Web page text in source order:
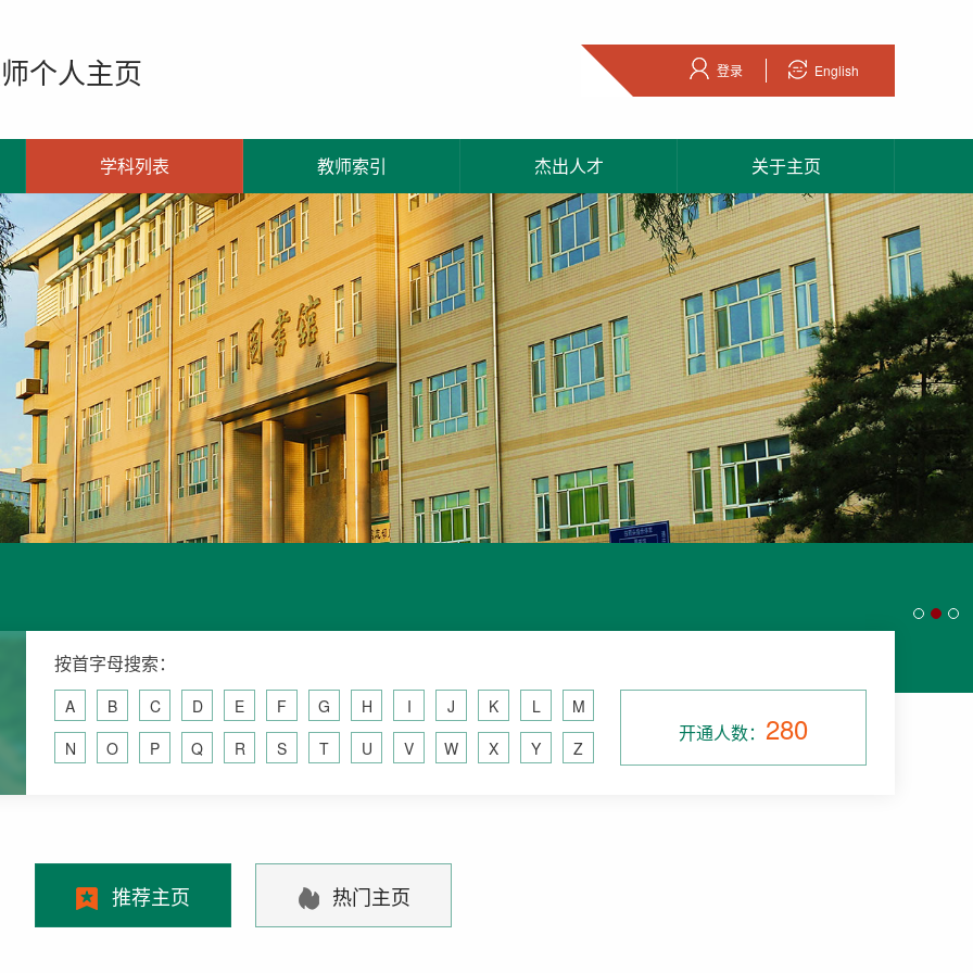
个人主页 登录 English
学科列表 教师索引 杰出人才 关于主页
按首字母搜索：
A B C D E F G H I J K L
M
N
O P Q R S T U V W X Y Z
开通人数： 280
推荐主页 热门主页